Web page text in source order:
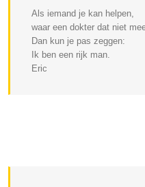
Als iemand je kan helpen,
waar een dokter dat niet
Dan kun je pas zeggen:
Ik ben een rijk man.
Eric